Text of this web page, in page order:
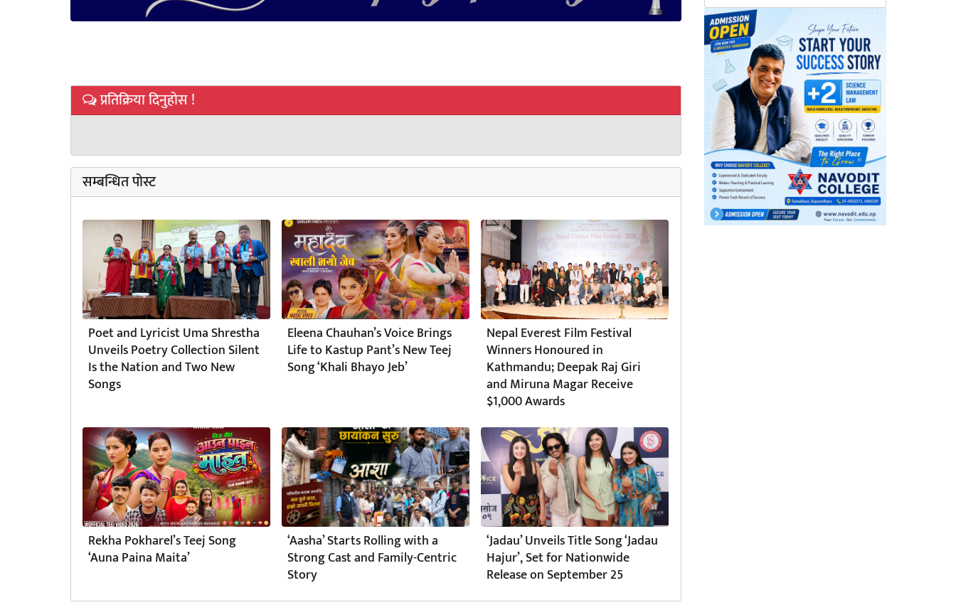
प्रतिक्रिया दिनुहोस !
सम्बन्धित पोस्ट
Poet and Lyricist Uma Shrestha
Unveils Poetry Collection Silent
Is the Nation and Two New
Songs
Eleena Chauhan’s Voice Brings
Life to Kastup Pant’s New Teej
Song ‘Khali Bhayo Jeb’
Nepal Everest Film Festival
Winners Honoured in
Kathmandu; Deepak Raj Giri
and Miruna Magar Receive
$1,000 Awards
Rekha Pokharel’s Teej Song
‘Auna Paina Maita’
‘Aasha’ Starts Rolling with a
Strong Cast and Family-Centric
Story
‘Jadau’ Unveils Title Song ‘Jadau
Hajur’, Set for Nationwide
Release on September 25